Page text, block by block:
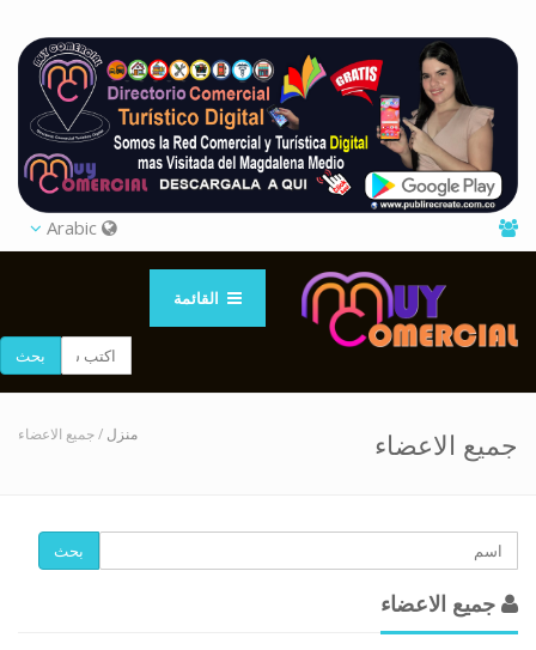
القائمة
بحث
جميع الاعضاء منزل / جميع الاعضاء
بحث
جميع الاعضاء